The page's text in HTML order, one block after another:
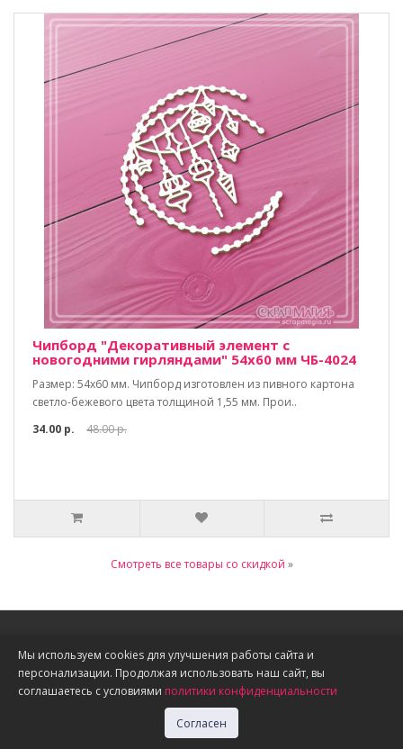
Чипборд "Декоративный элемент с
новогодними гирляндами" 54х60 мм ЧБ-4024
Размер: 54х60 мм. Чипборд изготовлен из пивного картона
светло-бежевого цвета толщиной 1,55 мм. Прои..
34.00 р.
48.00 р.
Смотреть все товары со скидкой »
Информация
О нас
Доставка, оплата, скидки
Политика конфиденциальности
Мы используем cookies для улучшения работы сайта и
персонализации. Продолжая использовать наш сайт, вы
соглашаетесь с условиями политики конфиденциальности
Согласен